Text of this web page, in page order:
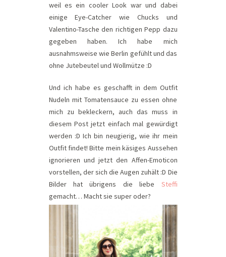
weil es ein cooler Look war und dabei
einige Eye-Catcher wie Chucks und
Valentino-Tasche den richtigen Pepp dazu
gegeben haben. Ich habe mich
ausnahmsweise wie Berlin gefühlt und das
ohne Jutebeutel und Wollmütze :D
Und ich habe es geschafft in dem Outfit
Nudeln mit Tomatensauce zu essen ohne
mich zu bekleckern, auch das muss in
diesem Post jetzt einfach mal gewürdigt
werden :D Ich bin neugierig, wie ihr mein
Outfit findet! Bitte mein käsiges Aussehen
ignorieren und jetzt den Affen-Emoticon
vorstellen, der sich die Augen zuhält :D Die
Bilder hat übrigens die liebe Steffi
gemacht… Macht sie super oder?